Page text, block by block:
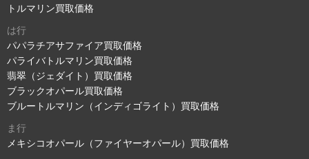
トルマリン買取価格
は行
パパラチアサファイア買取価格
パライバトルマリン買取価格
翡翠（ジェダイト）買取価格
ブラックオパール買取価格
ブルートルマリン（インディゴライト）買取価格
ま行
メキシコオパール（ファイヤーオパール）買取価格